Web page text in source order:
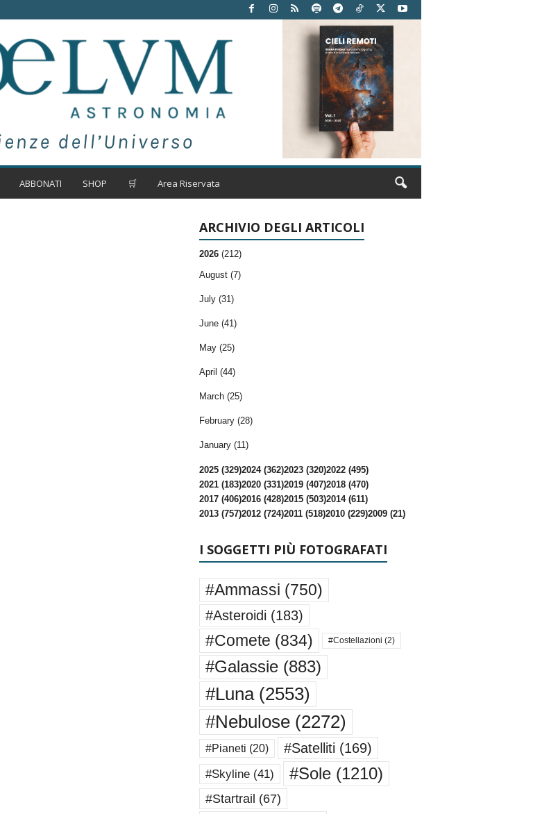
ABBONATI SHOP 🛒 Area Riservata
ARCHIVIO DEGLI ARTICOLI
2026 (212)
August (7)
July (31)
June (41)
May (25)
April (44)
March (25)
February (28)
January (11)
2025 (329)2024 (362)2023 (320)2022 (495)
2021 (183)2020 (331)2019 (407)2018 (470)
2017 (406)2016 (428)2015 (503)2014 (611)
2013 (757)2012 (724)2011 (518)2010 (229)2009 (21)
I SOGGETTI PIÙ FOTOGRAFATI
#Ammassi (750)
#Asteroidi (183)
#Comete (834) #Costellazioni (2)
#Galassie(883)
#Luna(2553)
#Nebulose(2272)
#Pianeti (20) #Satelliti (169)
#Skyline(41) #Sole(1210)
#Startrail (67)